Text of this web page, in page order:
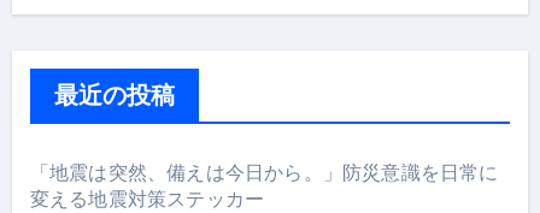
最近の投稿
「地震は突然、備えは今日から。」防災意識を日常に
変える地震対策ステッカー